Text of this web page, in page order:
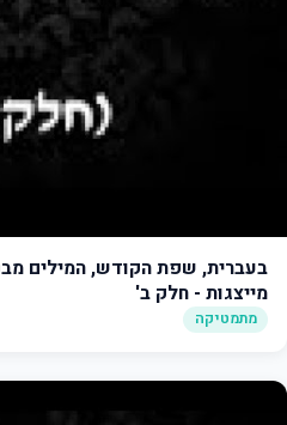
בעברית, שפת הקודש, המילים
מייצגות - חלק ב'
מתמטיקה